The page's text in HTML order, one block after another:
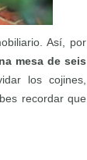
Así, por
mesa de seis
los cojines,
recordar que